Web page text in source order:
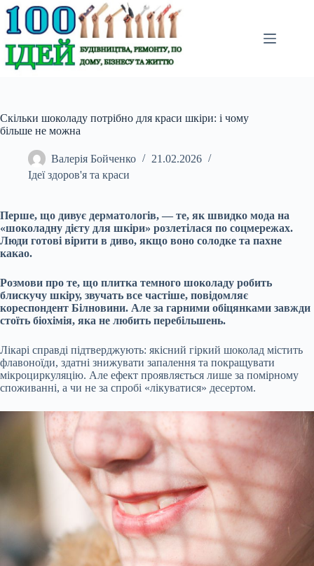
Перейти
до
вмісту
Скільки шоколаду потрібно для краси шкіри: і чому
більше не можна
Валерія Бойченко
21.02.2026
Ідеї здоров'я та краси
Перше, що дивує дерматологів, — те, як швидко мода на
«шоколадну дієту для шкіри» розлетілася по соцмережах.
Люди готові вірити в диво, якщо воно солодке та пахне
какао.
Розмови про те, що плитка темного шоколаду робить
блискучу шкіру, звучать все частіше, повідомляє
кореспондент Білновини. Але за гарними обіцянками завжди
стоїть біохімія, яка не любить перебільшень.
Лікарі справді підтверджують: якісний гіркий шоколад містить
флавоноїди, здатні знижувати запалення та покращувати
мікроциркуляцію. Але ефект проявляється лише за помірному
споживанні, а чи не за спробі «лікуватися» десертом.